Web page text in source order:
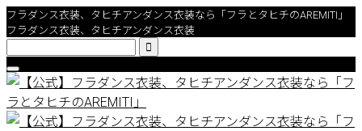
フラダンス衣装、タヒチアンダンス衣装なら「フラとタヒチのAREMITI」
フラダンス衣装、タヒチアンダンス衣装
